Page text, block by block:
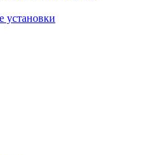
установки